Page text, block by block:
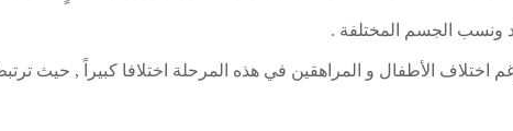
ونسب الجسم المختلفة .
اختلاف الأطفال و المراهقين في هذه المرحلة اختلافا كبيراً , حيث